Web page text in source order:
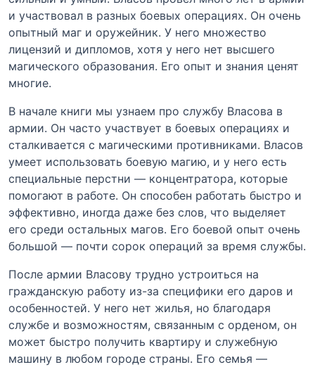
и участвовал в разных боевых операциях. Он очень
опытный маг и оружейник. У него множество
лицензий и дипломов, хотя у него нет высшего
магического образования. Его опыт и знания ценят
многие.
В начале книги мы узнаем про службу Власова в
армии. Он часто участвует в боевых операциях и
сталкивается с магическими противниками. Власов
умеет использовать боевую магию, и у него есть
специальные перстни — концентратора, которые
помогают в работе. Он способен работать быстро и
эффективно, иногда даже без слов, что выделяет
его среди остальных магов. Его боевой опыт очень
большой — почти сорок операций за время службы.
После армии Власову трудно устроиться на
гражданскую работу из-за специфики его даров и
особенностей. У него нет жилья, но благодаря
службе и возможностям, связанным с орденом, он
может быстро получить квартиру и служебную
машину в любом городе страны. Его семья —